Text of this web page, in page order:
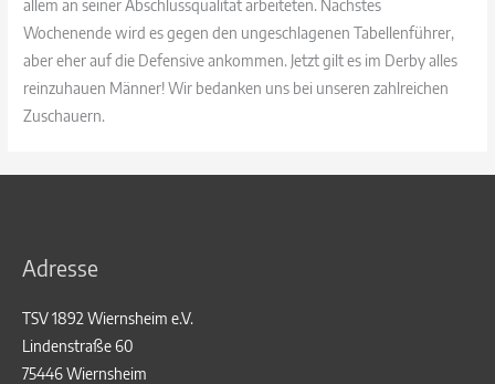
allem an seiner Abschlussqualität arbeiteten. Nächstes
Wochenende wird es gegen den ungeschlagenen Tabellenführer,
aber eher auf die Defensive ankommen. Jetzt gilt es im Derby alles
reinzuhauen Männer! Wir bedanken uns bei unseren zahlreichen
Zuschauern.
Adresse
TSV 1892 Wiernsheim e.V.
Lindenstraße 60
75446 Wiernsheim